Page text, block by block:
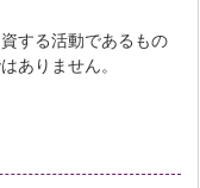
する活動であるもの
ありません。